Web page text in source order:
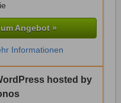
Angebot »
Informationen
hosted by